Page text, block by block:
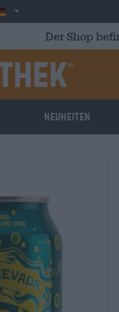
Deutschland
Der Shop
Neuheiten